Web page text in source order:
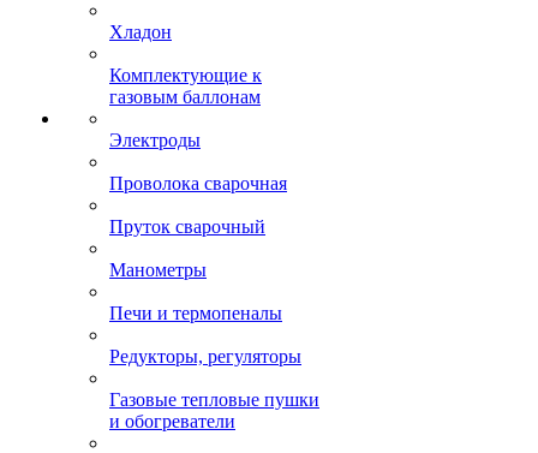
Хладон
Комплектующие к
газовым баллонам
Электроды
Проволока сварочная
Пруток сварочный
Манометры
Печи и термопеналы
Редукторы, регуляторы
Газовые тепловые пушки
и обогреватели